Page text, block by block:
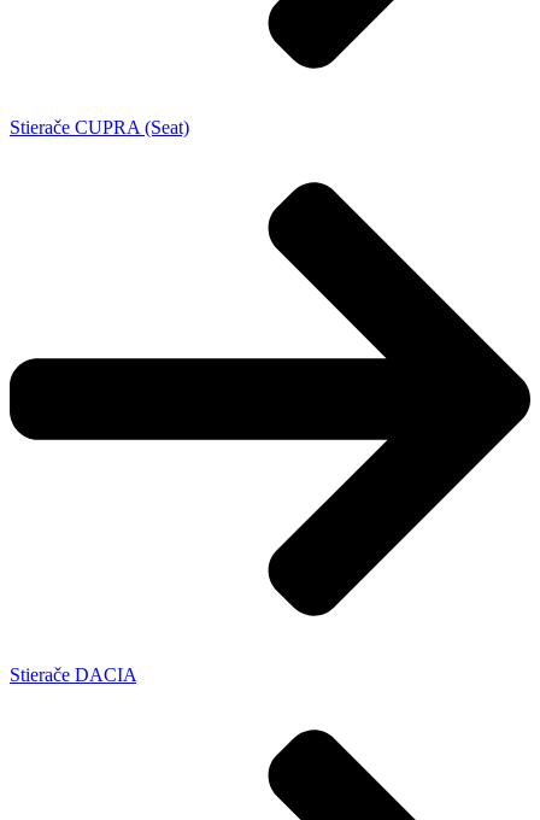
Stierače CUPRA (Seat)
Stierače DACIA